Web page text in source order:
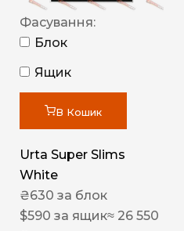
Фасування:
Блок
Ящик
В Кошик
Urta Super Slims
White
₴630 за блок
$590 за ящик≈ 26 550